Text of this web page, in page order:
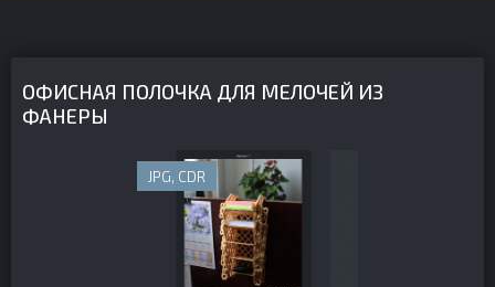
ОФИСНАЯ ПОЛОЧКА ДЛЯ МЕЛОЧЕЙ ИЗ
ФАНЕРЫ
JPG, CDR